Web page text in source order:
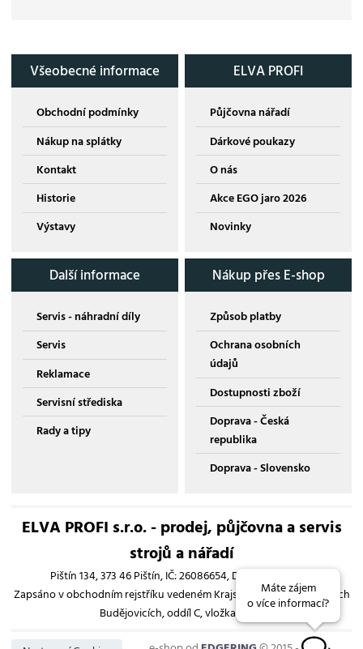
Všeobecné informace
Obchodní podmínky
Nákup na splátky
Kontakt
Historie
Výstavy
ELVA PROFI
Půjčovna nářadí
Dárkové poukazy
O nás
Akce EGO jaro 2026
Novinky
Další informace
Servis - náhradní díly
Servis
Reklamace
Servisní střediska
Rady a tipy
Nákup přes E-shop
Způsob platby
Ochrana osobních
údajů
Dostupnosti zboží
Doprava - Česká
republika
Doprava - Slovensko
ELVA PROFI s.r.o. - prodej, půjčovna a servis
strojů a nářadí
Pištín 134, 373 46 Pištín, IČ: 26086654, DIČ: CZ26086654
Zapsáno v obchodním rejstříku vedeném Krajským soudem v Českých
Budějovicích, oddíl C, vložka 13193
Máte zájem
o více informací?